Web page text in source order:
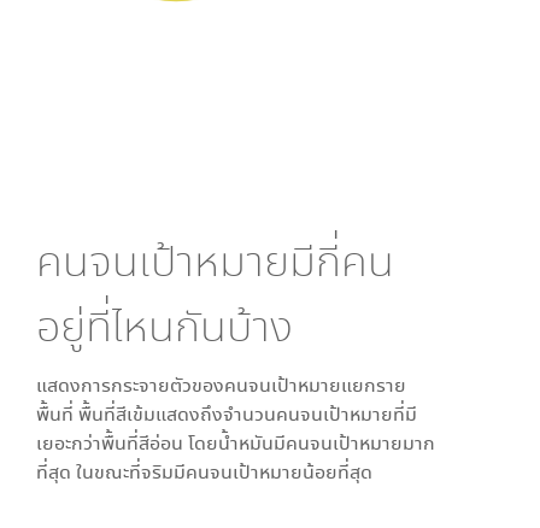
คนจนเป้าหมายมีกี่คน
อยู่ที่ไหนกันบ้าง
แสดงการกระจายตัวของคนจนเป้าหมายแยกราย
พื้นที่ พื้นที่สีเข้มแสดงถึงจำนวนคนจนเป้าหมายที่มี
เยอะกว่าพื้นที่สีอ่อน โดยน้ำหมันมีคนจนเป้าหมายมาก
ที่สุด ในขณะที่จริมมีคนจนเป้าหมายน้อยที่สุด